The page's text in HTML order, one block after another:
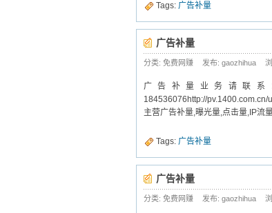
Tags: 广告补量
广告补量
分类: 免费网赚 发布: gaozhihua
广告补量业务请联系
184536076http://pv.1400.com.cn/
主营广告补量,曝光量,点击量,IP流
Tags: 广告补量
广告补量
分类: 免费网赚 发布: gaozhihua